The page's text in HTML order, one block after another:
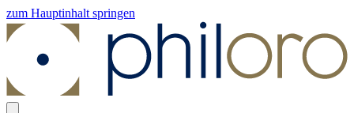
zum Hauptinhalt springen